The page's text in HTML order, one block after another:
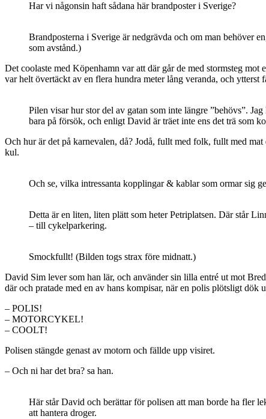
Har vi någonsin haft sådana här brandposter i Sverige?
Brandposterna i Sverige är nedgrävda och om man behöver
som avstånd.)
Det coolaste med Köpenhamn var att där går de med stormsteg mot
var helt övertäckt av en flera hundra meter lång veranda, och
Pilen visar hur stor del av gatan som inte längre ”behövs”.
bara på försök, och enligt David är träet inte ens det trä som
Och hur är det på karnevalen, då? Jodå, fullt med folk, fullt med
kul.
Och se, vilka intressanta kopplingar & kablar som ormar sig
Detta är en liten, liten plätt som heter Petriplatsen. Där står
– till cykelparkering.
Smockfullt! (Bilden togs strax före midnatt.)
David Sim lever som han lär, och använder sin lilla entré ut mot
där och pratade med en av hans kompisar, när en polis plötsligt
– POLIS!
– MOTORCYKEL!
– COOLT!
Polisen stängde genast av motorn och fällde upp visiret.
– Och ni har det bra? sa han.
Här står David och berättar för polisen att man borde ha fler
att hantera droger.